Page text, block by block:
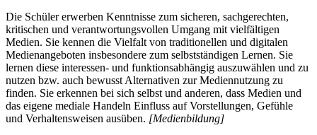
Die Schüler erwerben Kenntnisse zum sicheren, sachgerechten,
kritischen und verantwortungsvollen Umgang mit vielfältigen
Medien. Sie kennen die Vielfalt von traditionellen und digitalen
Medienangeboten insbesondere zum selbstständigen Lernen. Sie
lernen diese interessen- und funktionsabhängig auszuwählen und zu
nutzen bzw. auch bewusst Alternativen zur Mediennutzung zu
finden. Sie erkennen bei sich selbst und anderen, dass Medien und
das eigene mediale Handeln Einfluss auf Vorstellungen, Gefühle
und Verhaltensweisen ausüben. [Medienbildung]